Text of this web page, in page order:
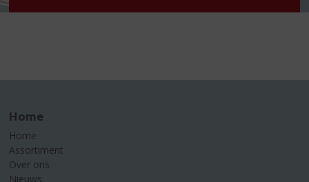
Home
Home
Assortiment
Over ons
Nieuws